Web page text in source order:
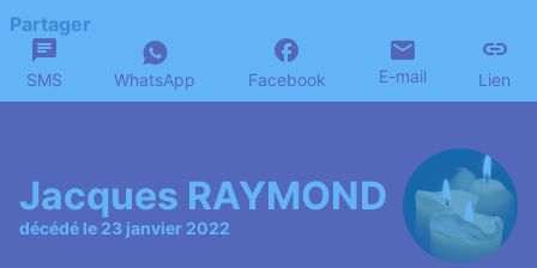
Partager
SMS WhatsApp Facebook E-mail Lien
Jacques RAYMOND
décédé le 23 janvier 2022